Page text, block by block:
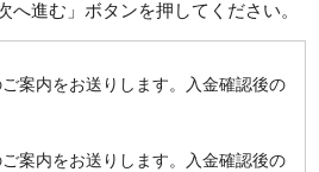
へ進む」ボタンを押してください。
案内をお送りします。入金確認後の
案内をお送りします。入金確認後の